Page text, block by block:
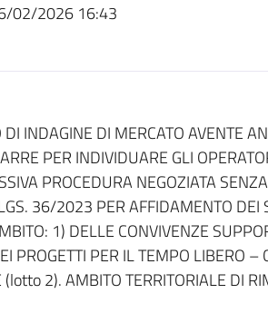
02/2026 16:43
bando
DI INDAGINE DI MERCATO AVENTE
PER INDIVIDUARE GLI
PROCEDURA NEGOZIATA
36/2023 PER AFFIDAMENTO DEI
1) DELLE CONVIVENZE
PROGETTI PER IL TEMPO LIBERO
(lotto 2). AMBITO TERRITORIALE DI